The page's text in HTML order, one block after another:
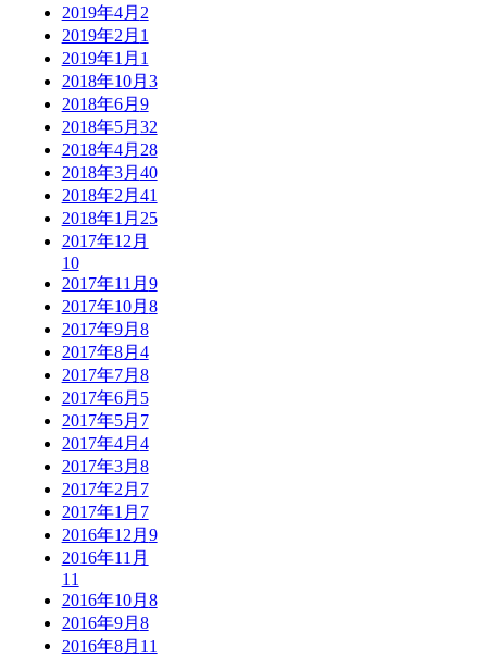
2019年4月 2
2019年2月 1
2019年1月 1
2018年10月 3
2018年6月 9
2018年5月 32
2018年4月 28
2018年3月 40
2018年2月 41
2018年1月 25
2017年12月
10
2017年11月 9
2017年10月 8
2017年9月 8
2017年8月 4
2017年7月 8
2017年6月 5
2017年5月 7
2017年4月 4
2017年3月 8
2017年2月 7
2017年1月 7
2016年12月 9
2016年11月
11
2016年10月 8
2016年9月 8
2016年8月 11